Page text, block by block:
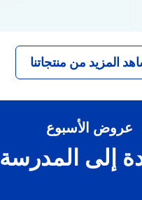
المزيد من منتجاتنا
عروض الأسبوع
إلى المدرسة